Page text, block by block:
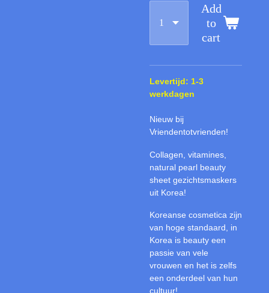
Add
to
cart
Levertijd: 1-3
werkdagen
Nieuw bij
Vriendentotvrienden!
Collagen, vitamines,
natural pearl beauty
sheet gezichtsmaskers
uit Korea!
Koreanse cosmetica zijn
van hoge standaard, in
Korea is beauty een
passie van vele
vrouwen en het is zelfs
een onderdeel van hun
cultuur!